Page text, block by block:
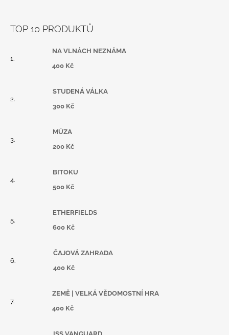
TOP 10 PRODUKTŮ
NA VLNÁCH NEZNÁMA
400 Kč
STUDENÁ VÁLKA
300 Kč
MÚZA
200 Kč
BITOKU
500 Kč
ETHERFIELDS
600 Kč
ČAJOVÁ ZAHRADA
400 Kč
ZEMĚ | VELKÁ VĚDOMOSTNÍ HRA
400 Kč